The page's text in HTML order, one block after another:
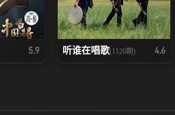
5.9 听谁在唱歌(1120期) 4.6